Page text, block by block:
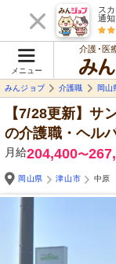
ス
通
メニュー
介護･医
みんジョブ
介護職 岡山
【7/28更新】サ
の介護職・ヘル
月給204,400〜
岡山県
津山市 中原